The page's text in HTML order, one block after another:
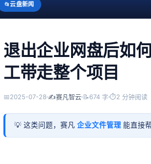
云盘新闻
退出企业网盘后如
工带走整个项目
📅2025-07-28 ✍️赛凡智云 📝674 字 ⏱2 分钟阅读
💡 这类问题，赛凡 企业文件管理 能直接